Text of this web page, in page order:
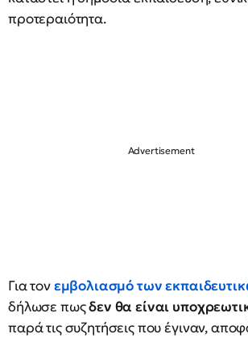
προτεραιότητα.
Για τονεμβολιασμό των
δήλωσε πωςδεν θα είναι
παρά τις συζητήσεις που έγιναν,